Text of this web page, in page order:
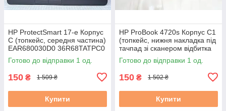
HP ProtectSmart 17-e Корпус
C (топкейс, середня частина)
EAR680030D0 36R68TATPC0
4A б/в
Готово до відправки 1 од.
150 ₴ 1 509 ₴
Купити
HP ProBook 4720s Корпус C1
(топкейс, нижня накладка під
тачпад зі сканером відбитка
пальця) (599805-001)
Готово до відправки 1 од.
150 ₴ 1 502 ₴
Купити